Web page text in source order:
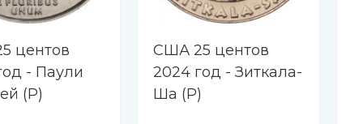
центов
- Паули
(P)
США 25 центов
2024 год - Зиткала-
Ша (P)